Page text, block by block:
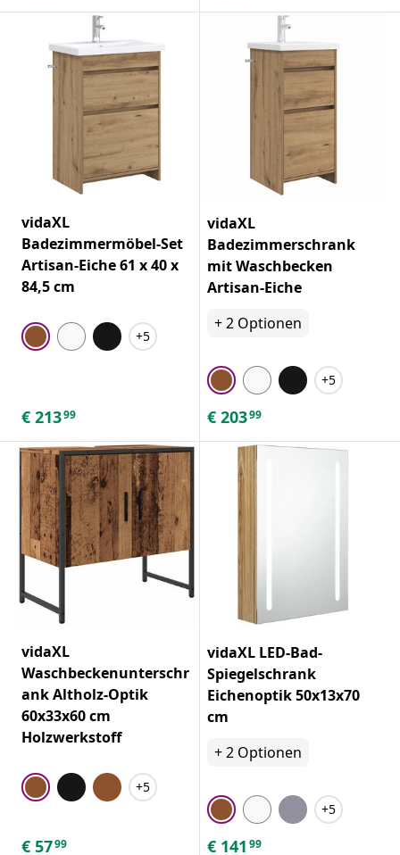
vidaXL
Badezimmermöbel-Set
Artisan-Eiche 61 x 40 x
84,5 cm
+5
€ 21399
vidaXL
Badezimmerschrank
mit Waschbecken
Artisan-Eiche
+2 Optionen
+5
€ 20399
vidaXL
Waschbeckenunterschr
ank Altholz-Optik
60x33x60 cm
Holzwerkstoff
+5
€ 5799
vidaXL LED-Bad-
Spiegelschrank
Eichenoptik 50x13x70
cm
+2 Optionen
+5
€ 141 99